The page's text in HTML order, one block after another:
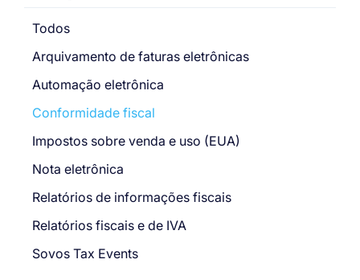
Todos
Arquivamento de faturas eletrônicas
Automação eletrônica
Conformidade fiscal
Impostos sobre venda e uso (EUA)
Nota eletrônica
Relatórios de informações fiscais
Relatórios fiscais e de IVA
Sovos Tax Events